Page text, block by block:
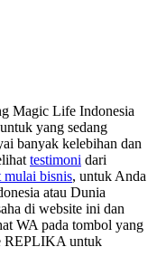
Magic Life Indonesia
yang sedang
banyak kelebihan dan
testimoni dari
mulai bisnis, untuk Anda
atau Dunia
di website ini dan
WA pada tombol yang
REPLIKA untuk